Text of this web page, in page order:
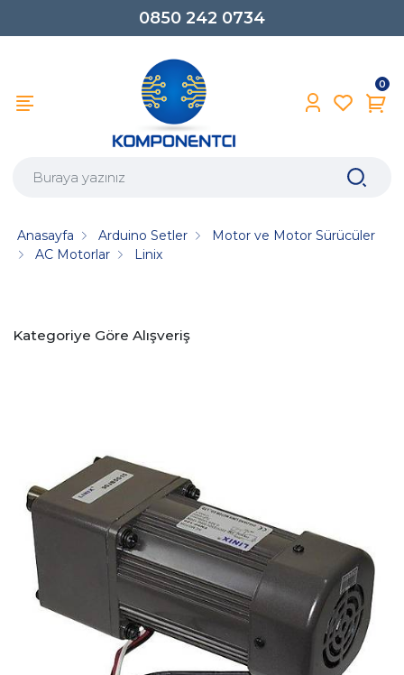
0850 242 0734
0
Anasayfa Arduino Setler
Motor ve Motor Sürücüler
AC Motorlar
Linix
Kategoriye Göre Alışveriş